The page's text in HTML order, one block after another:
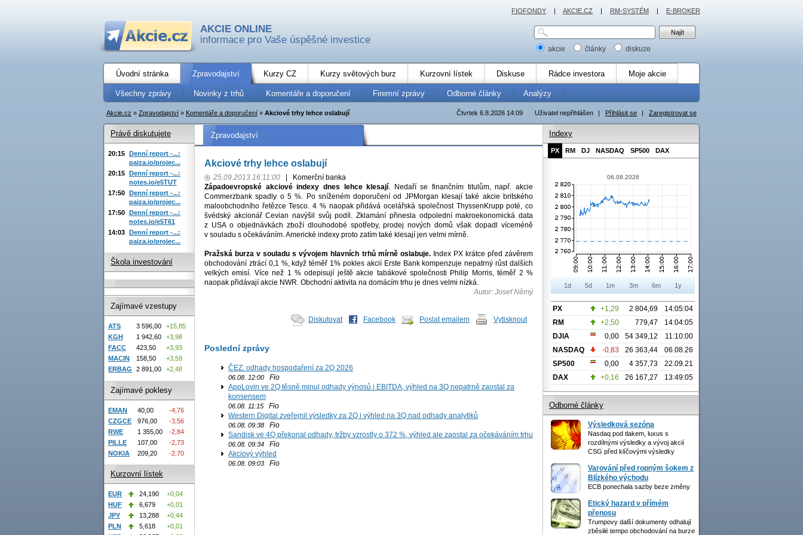
AKCIE ONLINE
informace pro Vaše úspěšné investice
akcie články diskuze
Úvodní stránka Zpravodajství Kurzy CZ Kurzy světových burz Kurzovní lístek Diskuse Rádce investora Moje akcie
Všechny zprávy Novinky z trhů Komentáře a doporučení Firemní zprávy Odborné články Analýzy
Uživatel nepřihlášen | Přihlásit se | Zaregistrovat se
Čtvrtek 6.8.2026 14:09
Akcie.cz » Zpravodajství » Komentáře a doporučení » Akciové trhy lehce oslabují
Zpravodajství
Akciové trhy lehce oslabují
25.09.2013 16:11:00
Komerční banka
Západoevropské akciové indexy dnes lehce klesají. Nedaří se finančním titulům, např. akcie
Commerzbank spadly o 5 %. Po sníženém doporučení od JPMorgan klesají také akcie britského
maloobchodního řetězce Tesco. 4 % naopak přidává ocelářská společnost ThyssenKrupp poté, co
švédský akcionář Cevian navýšil svůj podíl. Zklamání přinesla odpolední makroekonomická data
z USA o objednávkách zboží dlouhodobé spotřeby, prodej nových domů však dopadl víceméně
v souladu s očekáváním. Americké indexy proto zatím také klesají jen velmi mírně.
Pražská burza v souladu s vývojem hlavních trhů mírně oslabuje. Index PX krátce před závěrem
obchodování ztrácí 0,1 %, když téměř 1% pokles akcií Erste Bank kompenzuje nepatrný růst dalších
velkých emisí. Více než 1 % odepisují ještě akcie tabákové společnosti Philip Morris, téměř 2 %
naopak přidávají akcie NWR. Obchodní aktivita na domácím trhu je dnes velmi nízká.
Autor: Josef Němý
Diskutovat Facebook Poslat emailem Vytisknout
Poslední zprávy
ČEZ: odhady hospodaření za 2Q 2026
06.08. 12:00 Fio
AppLovin ve 2Q těsně minul odhady výnosů i EBITDA, výhled na 3Q nepatrně zaostal za
konsensem
06.08. 11:15 Fio
Western Digital zveřejnil výsledky za 2Q i výhled na 3Q nad odhady analytiků
06.08. 09:38 Fio
Sandisk ve 4Q překonal odhady, tržby vzrostly o 372 %, výhled ale zaostal za očekáváním trhu
06.08. 09:34 Fio
Akciový výhled
06.08. 09:03 Fio
Právě diskutujete
20:15 Denní report -...:
paiza.io/projec...
20:15 Denní report -...:
notes.io/e5TUT
17:50 Denní report -...:
paiza.io/projec...
17:50 Denní report -...:
notes.io/e5T61
14:03 Denní report -...:
paiza.io/projec...
Škola investování
Zajímavé vzestupy
ATS 3 596,00
+15,85
KGH
1 942,60
+3,98
FACC
423,50
+3,93
MACIN
158,50
+3,59
ERBAG
2 891,00 +2,48
Zajímavé poklesy
EMAN 40,00
-4,76
CZGCE
976,00
-3,56
RWE
1 355,00
-2,84
PILLE
107,00
-2,73
NOKIA
209,20 -2,70
Kurzovní lístek
EUR 24,190
+0,04
HUF
6,679
+0,01
JPY
13,288
+0,44
PLN
5,618
+0,01
Indexy
PX RM DJ NASDAQ SP500 DAX
06.08.2026
1d 5d 1m 3m 6m 1y
PX +1,29 2 804,69
14:05:04
RM
+2,50 779,47
14:04:05
DJIA
0,00 54 349,12
11:10:00
NASDAQ
-0,83 26 363,44
06.08.26
SP500
0,00 4 357,73
22.09.21
DAX
+0,16 26 167,27 13:49:05
Odborné články
Výsledková sezóna
Nasdaq pod tlakem, luxus s
rozdílnými výsledky a vývoj akcií
CSG před klíčovými výsledky
Varování před ropným šokem z
Blízkého východu
ECB ponechala sazby beze změny
Etický hazard v přímém
přenosu
Trumpovy další dokumenty odhalují
zběsilé tempo obchodování na burze
FIOFONDY | AKCIE.CZ | RM-SYSTÉM | E-BROKER